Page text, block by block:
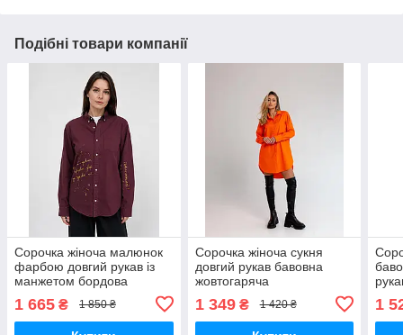
Подібні товари компанії
Сорочка жіноча малюнок
фарбою довгий рукав із
манжетом бордова
1 665 ₴ 1 850 ₴
Сорочка жіноча сукня
довгий рукав бавовна
жовтогаряча
1 349₴ 1 420 ₴ 1